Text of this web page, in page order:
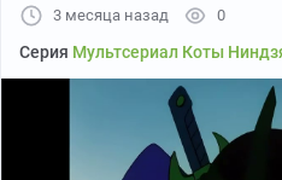
3 месяца назад 0
Серия Мультсериал Коты